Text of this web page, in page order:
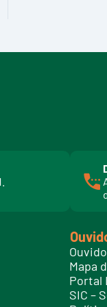
l
i
t
l
f
Mapa
Portal
SIC –